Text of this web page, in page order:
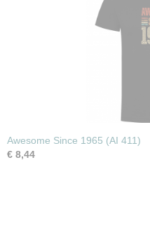
Awesome Since 1965 (AI 411)
€ 8,44